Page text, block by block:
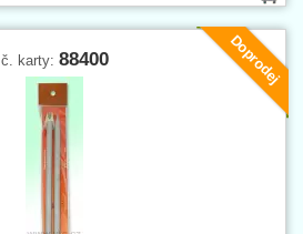
Doprodej
č. karty: 88400